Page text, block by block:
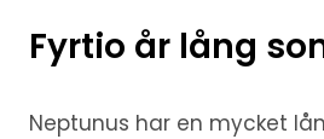
Fyrtio år lång
Neptunus har en mycket